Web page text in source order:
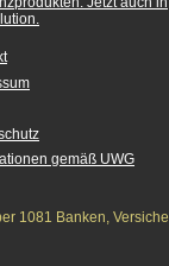
gemäß UWG
1081 Banken,